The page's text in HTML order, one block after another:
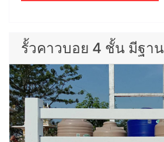
รั้วคาวบอย 4 ชั้น มีฐาน